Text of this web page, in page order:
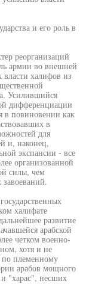
и его роль в
реорганизаций
армии во внешней
власти халифов из
Усилившийся
дифференциации
в повиновении как
в
для
и, наконец,
экспансии - все
организованной
силы, чем
халифате
развитие
арабской
четком военно-
хотя и не
по племенному
арабов мощного
"харас", несших